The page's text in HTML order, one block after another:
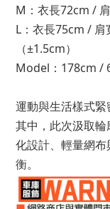
M：衣長72cm /
L：衣長75cm /
（±1.5cm）
Model：178cm /
運動與生活樣式
其中，此次汲取
化設計、輕量網
衡。